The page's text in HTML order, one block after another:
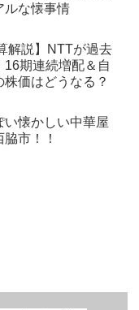
ルな懐事情
解説】NTTが過去
期連続増配＆自
価はどうなる？
い懐かしい中華屋
市！！